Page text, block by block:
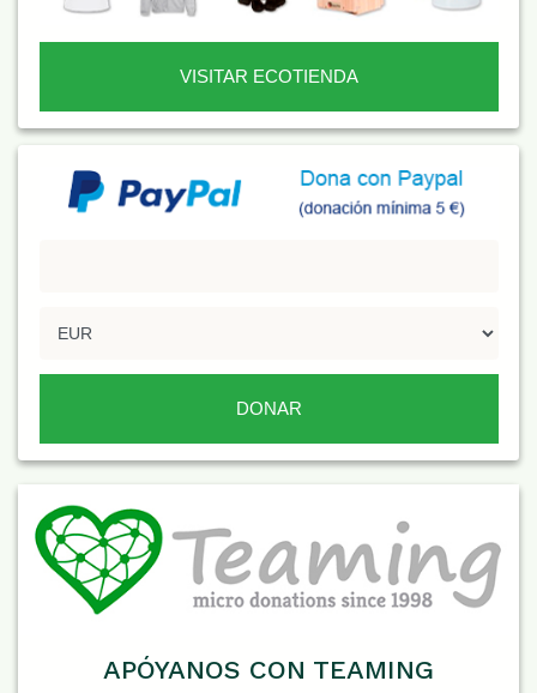
VISITAR ECOTIENDA
APÓYANOS CON TEAMING